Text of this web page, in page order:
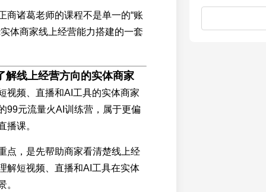
商诸葛老师的课程不是单一的“账
体商家线上经营能力搭建的一套
解线上经营方向的实体商家
视频、直播和AI工具的实体商家
99元流量火AI训练营，属于更偏
播课。
点，是先帮助商家看清楚线上经
解短视频、直播和AI工具在实体
。